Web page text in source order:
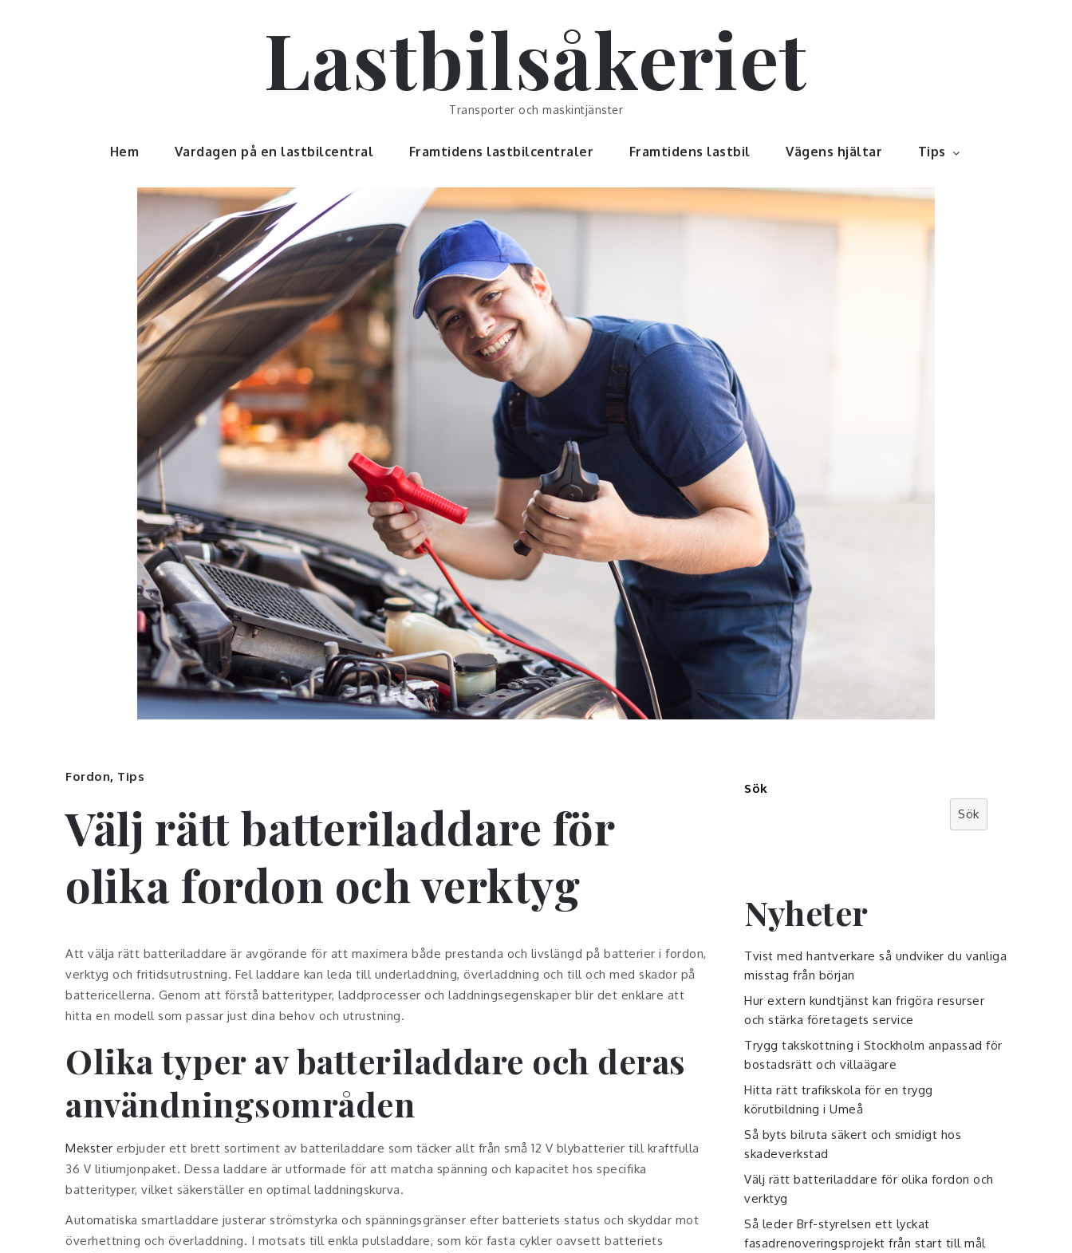
Lastbilsåkeriet
Transporter och maskintjänster
Hem Vardagen på en lastbilcentral Framtidens lastbilcentraler Framtidens lastbil Vägens hjältar Tips
Fordon, Tips
Välj rätt batteriladdare för
olika fordon och verktyg
Att välja rätt batteriladdare är avgörande för att maximera både prestanda och livslängd på batterier i fordon,
verktyg och fritidsutrustning. Fel laddare kan leda till underladdning, överladdning och till och med skador på
battericellerna. Genom att förstå batterityper, laddprocesser och laddningsegenskaper blir det enklare att
hitta en modell som passar just dina behov och utrustning.
Olika typer av batteriladdare och deras
användningsområden
Mekster erbjuder ett brett sortiment av batteriladdare som täcker allt från små 12 V blybatterier till kraftfulla
36 V litiumjonpaket. Dessa laddare är utformade för att matcha spänning och kapacitet hos specifika
batterityper, vilket säkerställer en optimal laddningskurva.
Automatiska smartladdare justerar strömstyrka och spänningsgränser efter batteriets status och skyddar mot
överhettning och överladdning. I motsats till enkla pulsladdare, som kör fasta cykler oavsett batteriets
Sök
Sök
Nyheter
Tvist med hantverkare så undviker du vanliga
misstag från början
Hur extern kundtjänst kan frigöra resurser
och stärka företagets service
Trygg takskottning i Stockholm anpassad för
bostadsrätt och villaägare
Hitta rätt trafikskola för en trygg
körutbildning i Umeå
Så byts bilruta säkert och smidigt hos
skadeverkstad
Välj rätt batteriladdare för olika fordon och
verktyg
Så leder Brf-styrelsen ett lyckat
fasadrenoveringsprojekt från start till mål